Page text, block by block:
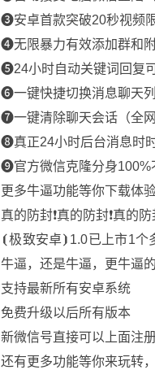
❸安卓首款突破20秒视频
❹无限暴力有效添加群和
❺24小时自动关键词回复
❻一键快捷切换消息聊天列
❼一键清除聊天会话（全网
❽真正24小时后台消息时
❾官方微信克隆分身100%
更多牛逼功能等你下载体
真的防封❗️真的防封❗️真的防
⦗极致安卓⦘1.0已上市1个
牛逼，还是牛逼，更牛逼
支持最新所有安卓系统
免费升级以后所有版本
新微信号直接可以上面注
还有更多功能等你来玩转